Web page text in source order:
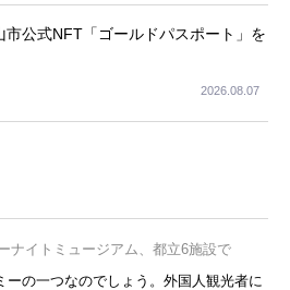
公式NFT「ゴールドパスポート」を
2026.08.07
ナイトミュージアム、都立6施設で
ーの一つなのでしょう。外国人観光者に